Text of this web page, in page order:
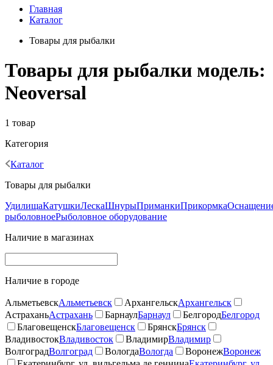
Главная
Каталог
Товары для рыбалки
Товары для рыбалки модель:
Neoversal
1 товар
Категория
Каталог
Товары для рыбалки
УдилищаКатушкиЛескаШнурыПриманкиПрикормка
рыболовноеРыболовное оборудование
Наличие в магазинах
Наличие в городе
АльметьевскАльметьевск АрхангельскАрхангельск
АстраханьАстрахань БарнаулБарнаул БелгородБелгород
БлаговещенскБлаговещенск БрянскБрянск
ВладивостокВладивосток ВладимирВладимир
ВолгоградВолгоград ВологдаВологда ВоронежВоронеж